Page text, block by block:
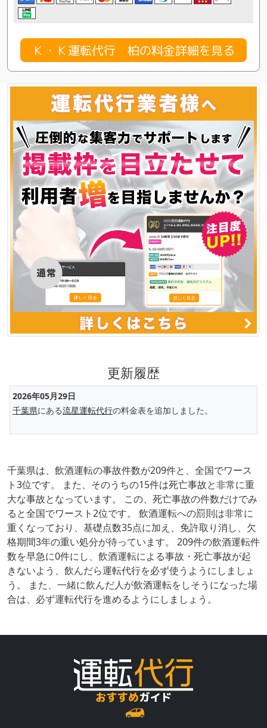
Ｋ・Ｋ運転代行 柏の料金詳細を見る
更新履歴
2026年05月29日
千葉県にある流星運転代行の料金表を追加しました。
千葉県は、飲酒運転の事故件数が209件と、全国でワース
ト3位です。 また、そのうちの15件は死亡事故と非常に重
大な事故となっています。 この、死亡事故の件数だけでみ
ると全国でワースト2位です。 飲酒運転への罰則は非常に
重くなっており、基礎点数35点に加え、免許取り消し、欠
格期間3年の重い処分が待っています。 209件の飲酒運転件
数を早急に0件にし、飲酒運転による事故・死亡事故が起
きないよう、飲んだら運転代行を必ず使うようにしましょ
う。 また、一緒に飲んだ人が飲酒運転をしそうになった場
合は、必ず運転代行を進めるようにしましょう。